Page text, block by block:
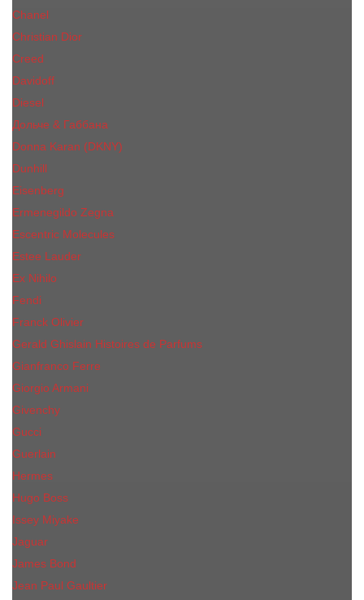
Chanel
Christian Dior
Creed
Davidoff
Diesel
Дольче & Габбана
Donna Karan (DKNY)
Dunhill
Eisenberg
Ermenegildo Zegna
Escentric Molecules
Еsteе Lаudеr
Ex Nihilo
Fendi
Franck Olivier
Gerald Ghislain Histoires de Parfums
Gianfranco Ferre
Giorgio Armani
Givenchy
Gucci
Guerlain
Hermes
Hugo Boss
Issey Miyake
Jaguar
James Bond
Jean Paul Gaultier